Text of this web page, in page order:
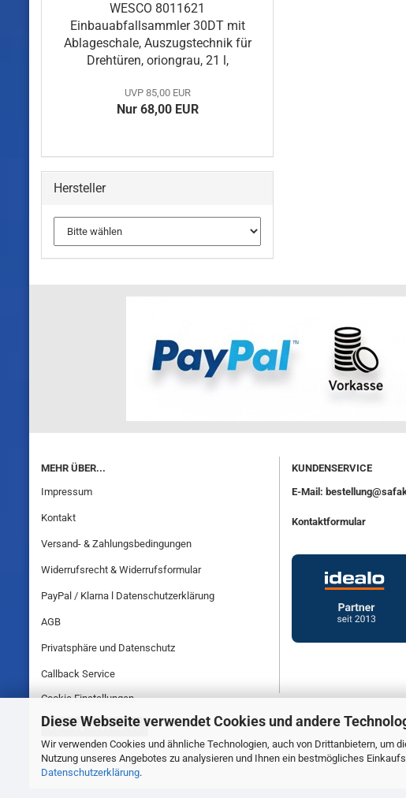
Diese Webseite verwendet Cookies und andere
Wir verwenden Cookies und ähnliche Technologien, auch von Drittanbietern, um
Nutzung unseres Angebotes zu analysieren und Ihnen ein bestmögliches
Datenschutzerklärung.
WESCO 8011621
Einbauabfallsammler 30DT mit
Ablageschale, Auszugstechnik für
Drehtüren, oriongrau, 21 l,
UVP 85,00 EUR
Nur 68,00 EUR
Hersteller
MEHR ÜBER...
Impressum
Kontakt
Versand- & Zahlungsbedingungen
Widerrufsrecht & Widerrufsformular
PayPal / Klarna l Datenschutzerklärung
AGB
Privatsphäre und Datenschutz
Callback Service
Cookie Einstellungen
KUNDENSERVICE
E-Mail:
Kontaktformular
Vertrag widerrufen